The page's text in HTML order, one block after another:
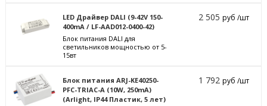
LED Драйвер DALI (9-42V 150-
400mA / LF-AAD012-0400-42)
Блок питания DALI для
светильников мощностью от 5-
15вт
2 505руб /шт
Блок питания ARJ-KE40250-
PFC-TRIAC-A (10W, 250mA)
(Arlight, IP44 Пластик, 5 лет)
1 792руб /шт